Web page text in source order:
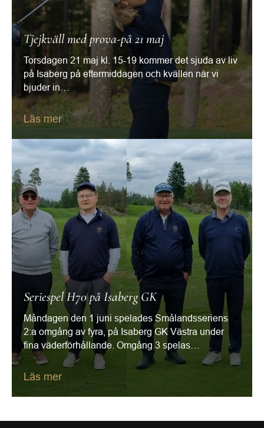
Tjejkväll med prova-på 21 maj
Torsdagen 21 maj kl. 15-19 kommer det sjuda av liv
på Isaberg på eftermiddagen och kvällen när vi
bjuder in…
Läs mer
Seriespel H70 på Isaberg GK
Måndagen den 1 juni spelades Smålandsseriens
2:a omgång av fyra, på Isaberg GK Västra under
fina väderförhållande. Omgång 3 spelas…
Läs mer